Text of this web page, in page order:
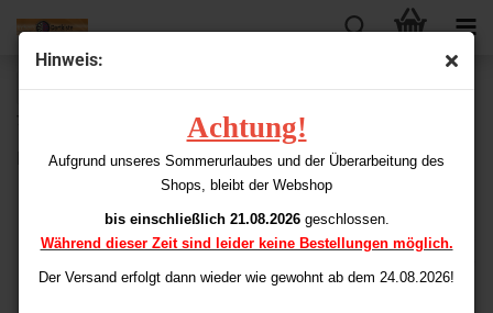
Hinweis:
Achtung!
Aufgrund unseres Sommerurlaubes und der Überarbeitung des
Shops, bleibt der Webshop
bis einschließlich 21.08.2026geschlossen.
Während dieser Zeit sind leider keine Bestellungen möglich.
Der Versand erfolgt dann wieder wie gewohnt ab dem 24.08.2026!
« Erster « zurück weiter »
Letzter »
74
Artikel in dieser Kategorie
Bolide 01 90% Swiss Point System